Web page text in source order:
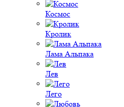
Космос
Кролик
Лама Альпака
Лев
Лего